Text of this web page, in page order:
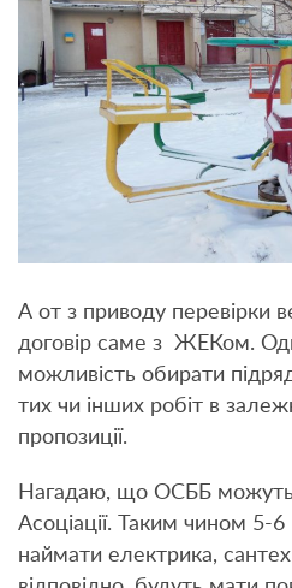
А от з приводу перевірки
договір саме з ЖЕКом.
можливість обирати
тих чи інших робіт в
пропозиції.
Нагадаю, що ОСББ можуть
Асоціації. Таким чином 5-
наймати електрика,